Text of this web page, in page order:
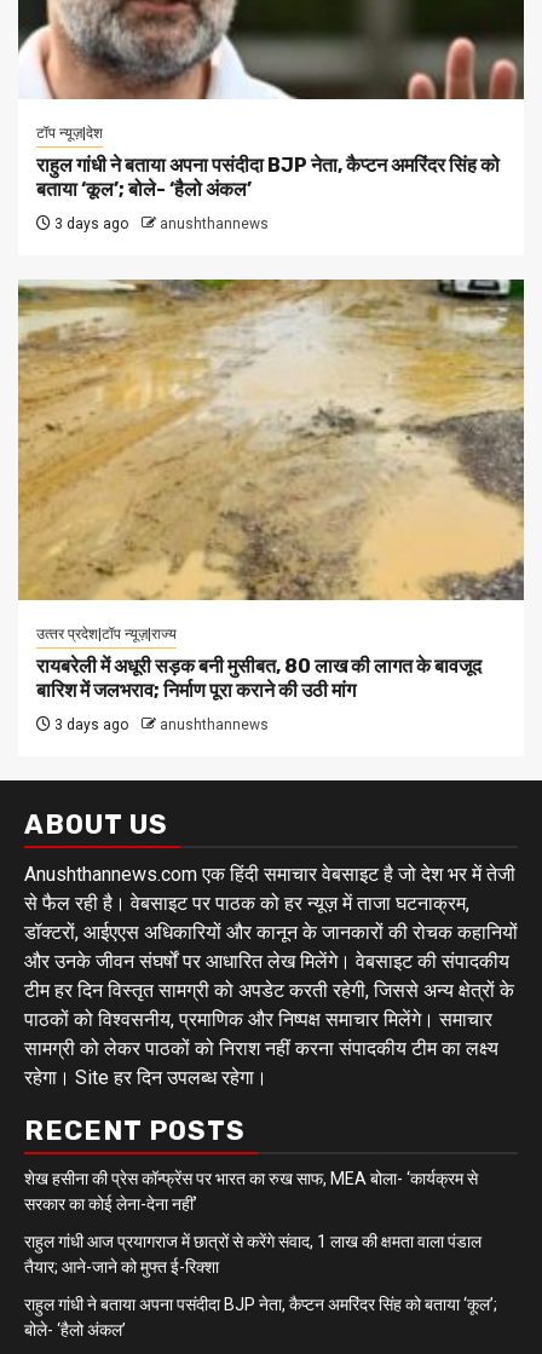
टॉप न्यूज़|देश
राहुल गांधी ने बताया अपना पसंदीदा BJP नेता, कैप्टन अमरिंदर सिंह को
बताया ‘कूल’; बोले- ‘हैलो अंकल’
3 days ago anushthannews
उत्‍तर प्रदेश|टॉप न्यूज़|राज्य
रायबरेली में अधूरी सड़क बनी मुसीबत, 80 लाख की लागत के बावजूद
बारिश में जलभराव; निर्माण पूरा कराने की उठी मांग
3 days ago anushthannews
ABOUT US
Anushthannews.com एक हिंदी समाचार वेबसाइट है जो देश भर में तेजी
से फैल रही है। वेबसाइट पर पाठक को हर न्यूज़ में ताजा घटनाक्रम,
डॉक्टरों, आईएएस अधिकारियों और कानून के जानकारों की रोचक कहानियों
और उनके जीवन संघर्षों पर आधारित लेख मिलेंगे। वेबसाइट की संपादकीय
टीम हर दिन विस्तृत सामग्री को अपडेट करती रहेगी, जिससे अन्य क्षेत्रों के
पाठकों को विश्वसनीय, प्रमाणिक और निष्पक्ष समाचार मिलेंगे। समाचार
सामग्री को लेकर पाठकों को निराश नहीं करना संपादकीय टीम का लक्ष्य
रहेगा। Site हर दिन उपलब्ध रहेगा।
RECENT POSTS
शेख हसीना की प्रेस कॉन्फ्रेंस पर भारत का रुख साफ, MEA बोला- ‘कार्यक्रम से
सरकार का कोई लेना-देना नहीं’
राहुल गांधी आज प्रयागराज में छात्रों से करेंगे संवाद, 1 लाख की क्षमता वाला पंडाल
तैयार; आने-जाने को मुफ्त ई-रिक्शा
राहुल गांधी ने बताया अपना पसंदीदा BJP नेता, कैप्टन अमरिंदर सिंह को बताया ‘कूल’;
बोले- ‘हैलो अंकल’